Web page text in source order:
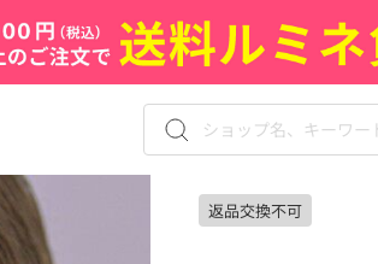
返品交換不可